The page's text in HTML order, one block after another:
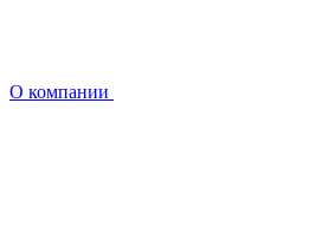
О компании